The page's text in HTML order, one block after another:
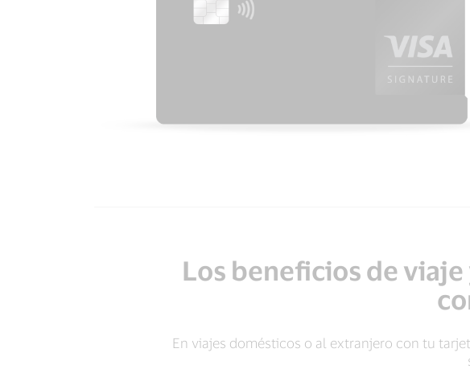
Los beneficios de
En viajes domésticos o al extranjero con tu